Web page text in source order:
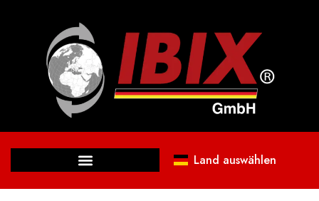
Land auswählen